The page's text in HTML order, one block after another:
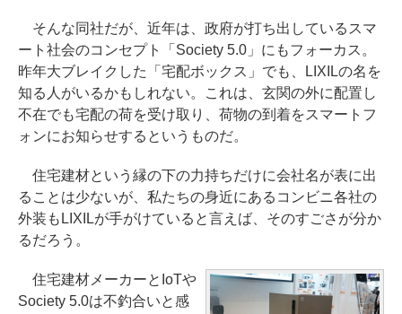
そんな同社だが、近年は、政府が打ち出しているスマ
ート社会のコンセプト「Society 5.0」にもフォーカス。
昨年大ブレイクした「宅配ボックス」でも、LIXILの名を
知る人がいるかもしれない。これは、玄関の外に配置し
不在でも宅配の荷を受け取り、荷物の到着をスマートフ
ォンにお知らせするというものだ。
住宅建材という縁の下の力持ちだけに会社名が表に出
ることは少ないが、私たちの身近にあるコンビニ各社の
外装もLIXILが手がけていると言えば、そのすごさが分か
るだろう。
住宅建材メーカーとIoTや
Society 5.0は不釣合いと感